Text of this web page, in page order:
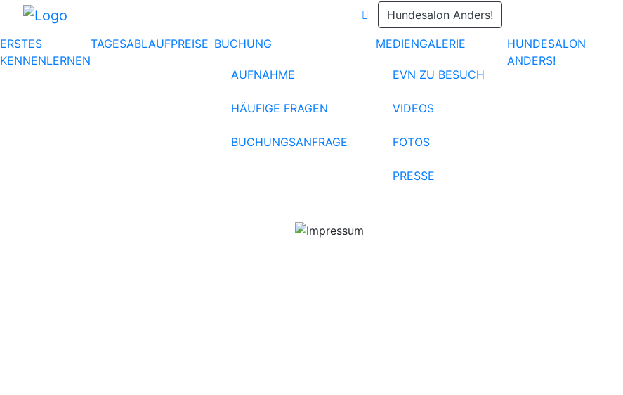
Hundesalon Anders!
ERSTES
KENNENLERNEN
TAGESABLAUFPREISE BUCHUNG
AUFNAHME
HÄUFIGE FRAGEN
BUCHUNGSANFRAGE
MEDIENGALERIE
EVN ZU BESUCH
VIDEOS
FOTOS
PRESSE
HUNDESALON
ANDERS!